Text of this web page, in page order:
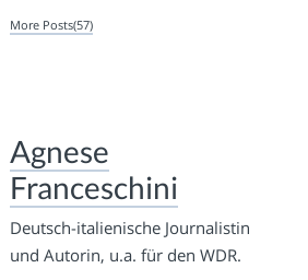
More Posts(57)
Agnese
Franceschini
Deutsch-italienische Journalistin
und Autorin, u.a. für den WDR.